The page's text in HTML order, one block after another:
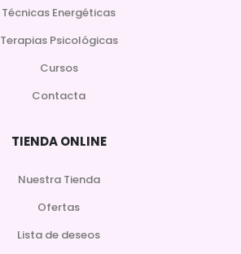
Técnicas Energéticas
Terapias Psicológicas
Cursos
Contacta
TIENDA ONLINE
Nuestra Tienda
Ofertas
Lista de deseos